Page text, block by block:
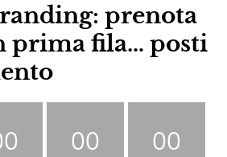
prenota
prima fila… posti
00 00